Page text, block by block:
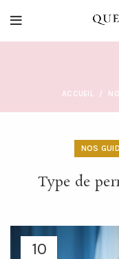
ACCUEIL
NOS
Type de
10